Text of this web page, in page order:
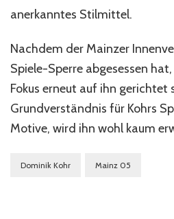
anerkanntes Stilmittel.
Nachdem der Mainzer
Spiele-Sperre abgesessen
Fokus erneut auf ihn gerichtet
Grundverständnis für Kohrs
Motive, wird ihn wohl kaum
Dominik Kohr Mainz 05